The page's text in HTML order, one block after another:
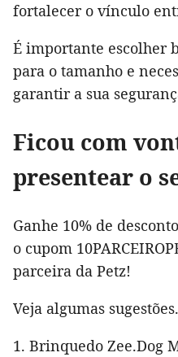
fortalecer o vínculo
É importante escolher
para o tamanho e
garantir a sua
Ficou com
presentear o
Ganhe 10% de
o cupom
parceira da Petz!
Veja algumas sugestões.
1. Brinquedo Zee.Dog